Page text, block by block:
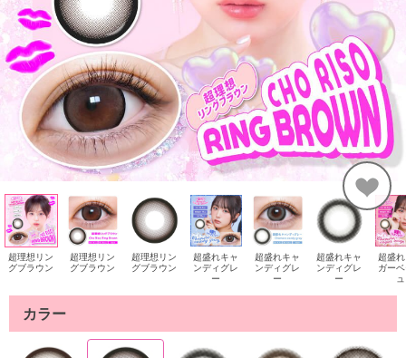
超理想リン
グブラウン
超理想リン
グブラウン
超理想リン
グブラウン
超盛れキャ
ンディグレ
ー
超盛れキャ
ンディグレ
ー
超盛れキャ
ンディグレ
ー
超盛
ガー
ュ
カラー